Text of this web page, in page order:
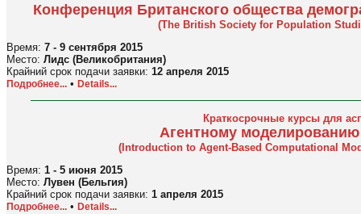
Конференция Британского общества
(The British Society for Population
Время: 7 - 9 сентября 2015
Место: Лидс (Великобритания)
Крайний срок подачи заявки: 12 апреля 2015
Подробнее... • Details...
Краткосрочные курсы для
Агентному
(Introduction to Agent-Based Computational
Время: 1 - 5 июня 2015
Место: Лувен (Бельгия)
Крайний срок подачи заявки: 1 апреля 2015
Подробнее... • Details...